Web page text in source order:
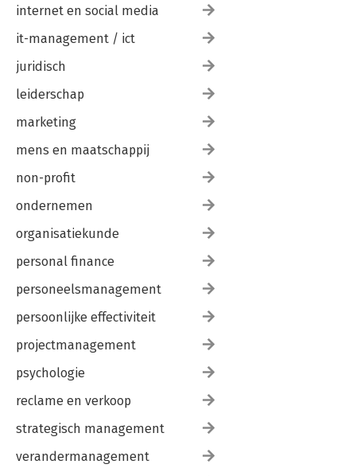
internet en social media
it-management / ict
juridisch
leiderschap
marketing
mens en maatschappij
non-profit
ondernemen
organisatiekunde
personal finance
personeelsmanagement
persoonlijke effectiviteit
projectmanagement
psychologie
reclame en verkoop
strategisch management
verandermanagement